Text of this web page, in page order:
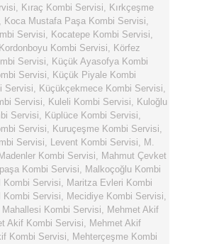
, Kıraç Kombi Servisi, Kırkçeşme
, Koca Mustafa Paşa Kombi Servisi,
Servisi, Kocatepe Kombi Servisi,
Kordonboyu Kombi Servisi, Körfez
Servisi, Küçük Ayasofya Kombi
Servisi, Küçük Piyale Kombi
Servisi, Küçükçekmece Kombi Servisi,
Servisi, Kuleli Kombi Servisi, Kuloğlu
Servisi, Küplüce Kombi Servisi,
Servisi, Kuruçeşme Kombi Servisi,
Servisi, Levent Kombi Servisi, M.
Madenler Kombi Servisi, Mahmut Çevket
Kombi Servisi, Malkoçoğlu Kombi
Kombi Servisi, Maritza Evleri Kombi
Kombi Servisi, Mecidiye Kombi Servisi,
Mahallesi Kombi Servisi, Mehmet Akif
Akif Kombi Servisi, Mehmet Akif
Kombi Servisi, Mehterçeşme Kombi